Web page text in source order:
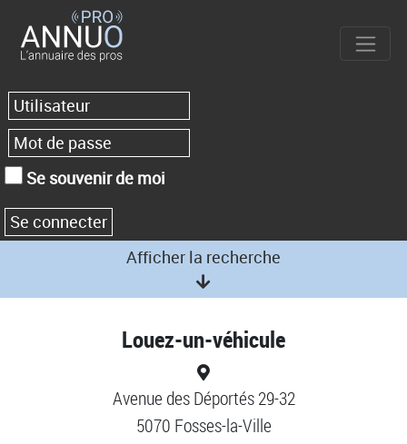
Se souvenir de moi
Afficher la recherche
Louez-un-véhicule
Avenue des Déportés 29-32
5070 Fosses-la-Ville